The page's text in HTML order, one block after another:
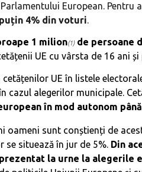
European.
4% din voturi.
1 milion(1) de persoane
UE cu vârsta de 16 ani
cetățenilor UE în listele
cazul alegerilor municipale.
în mod autonom
oameni sunt conștienți de
se situează în jur de 5%. Din
la urne la alegerile